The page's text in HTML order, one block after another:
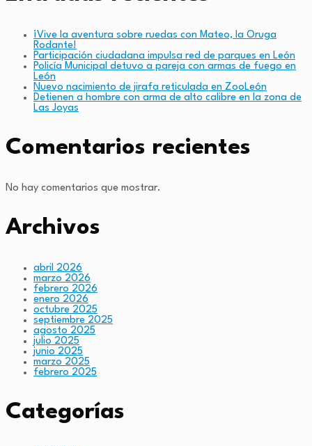
¡Vive la aventura sobre ruedas con Mateo, la Oruga
Rodante!
Participación ciudadana impulsa red de parques en León
Policía Municipal detuvo a pareja con armas de fuego en
León
Nuevo nacimiento de jirafa reticulada en ZooLeón
Detienen a hombre con arma de alto calibre en la zona de
Las Joyas
Comentarios recientes
No hay comentarios que mostrar.
Archivos
abril 2026
marzo 2026
febrero 2026
enero 2026
octubre 2025
septiembre 2025
agosto 2025
julio 2025
junio 2025
marzo 2025
febrero 2025
Categorías